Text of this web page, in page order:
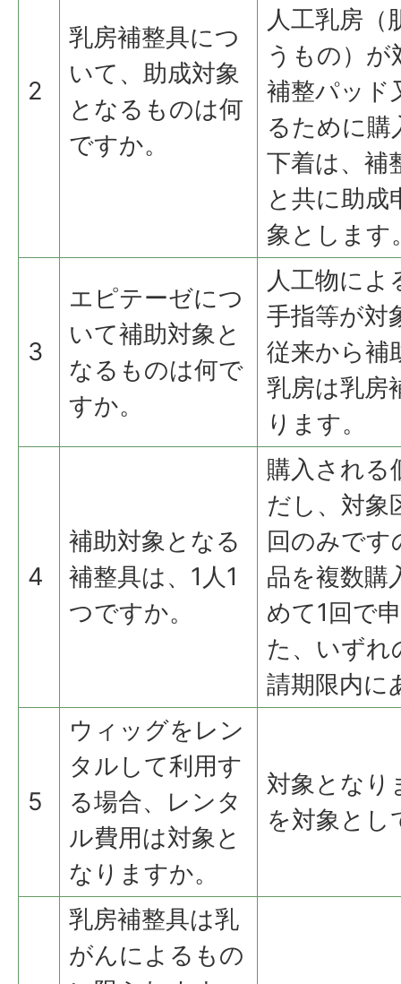
2
乳房補整具につ
いて、助成対象
となるものは何
ですか。
人工乳房（
うもの）
補整パッド
るために購
下着は、補
と共に助成
象とします
3
エピテーゼにつ
いて補助対象と
なるものは何で
すか。
人工物によ
手指等が対
従来から補
乳房は乳房
ります。
4
補助対象となる
補整具は、1人1
つですか。
購入される
だし、対象
回のみです
品を複数購
めて1回で
た、いずれ
請期限内に
5
ウィッグをレン
タルして利用す
る場合、レンタ
ル費用は対象と
なりますか。
対象となり
を対象とし
乳房補整具は乳
がんによるもの